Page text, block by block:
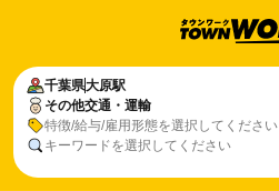
千葉県大原駅
その他交通・運輸
特徴/給与/雇用形態を選択してください
キーワードを選択してください